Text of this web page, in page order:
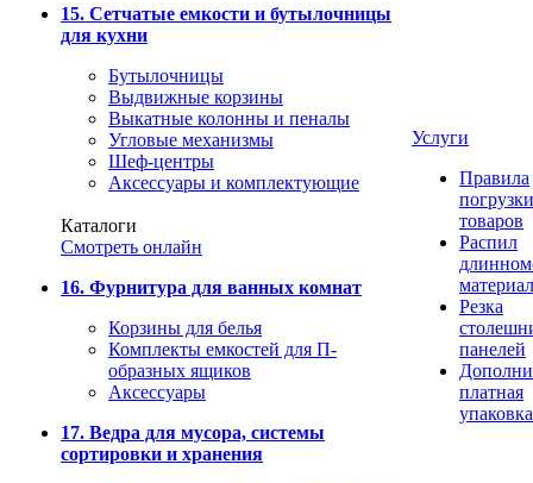
15. Сетчатые емкости и бутылочницы
для кухни
Бутылочницы
Выдвижные корзины
Выкатные колонны и пеналы
Угловые механизмы
Шеф-центры
Аксессуары и комплектующие
Каталоги
Смотреть онлайн
16. Фурнитура для ванных комнат
Корзины для белья
Комплекты емкостей для П-
образных ящиков
Аксессуары
17. Ведра для мусора, системы
сортировки и хранения
Услуги
Правила
погрузки
товаров
Распил
Резка
панелей
платная
упаковка